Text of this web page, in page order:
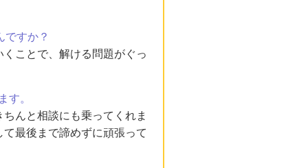
すか？
ことで、解ける問題がぐっ
。
んと相談にも乗ってくれま
最後まで諦めずに頑張って